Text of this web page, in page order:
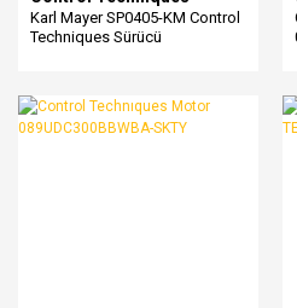
Karl Mayer SP0405-KM Control
Techniques Sürücü